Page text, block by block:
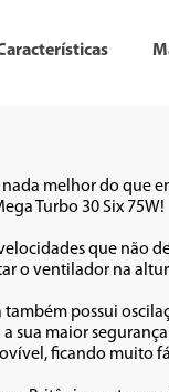
melhor do que
Turbo 30 Six 75W!
que não
o ventilador na
também possui
sua maior
ficando muito